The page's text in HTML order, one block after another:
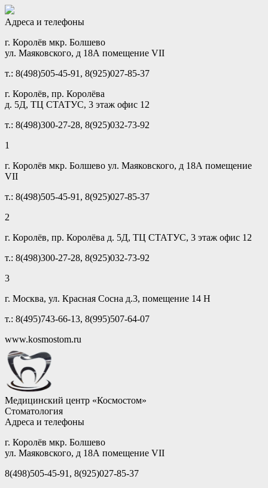
Адреса и телефоны
г. Королёв мкр. Болшево
ул. Маяковского, д 18А помещение VII
т.: 8(498)505-45-91, 8(925)027-85-37
г. Королёв, пр. Королёва
д. 5Д, ТЦ СТАТУС, 3 этаж офис 12
т.: 8(498)300-27-28, 8(925)032-73-92
1
г. Королёв мкр. Болшево ул. Маяковского, д 18А помещение
VII
т.: 8(498)505-45-91, 8(925)027-85-37
2
г. Королёв, пр. Королёва д. 5Д, ТЦ СТАТУС, 3 этаж офис 12
т.: 8(498)300-27-28, 8(925)032-73-92
3
г. Москва, ул. Красная Сосна д.3, помещение 14 Н
т.: 8(495)743-66-13, 8(995)507-64-07
www.kosmostom.ru
Медицинский центр «Космостом»
Стоматология
Адреса и телефоны
г. Королёв мкр. Болшево
ул. Маяковского, д 18А помещение VII
8(498)505-45-91, 8(925)027-85-37